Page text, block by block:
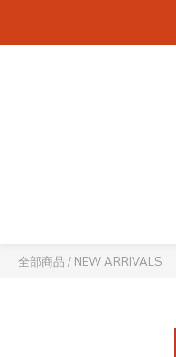
全部商品 / NEW ARRIVALS